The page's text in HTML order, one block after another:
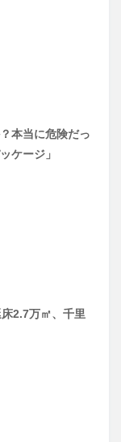
本当に危険だっ
ケージ」
2.7万㎡、千里